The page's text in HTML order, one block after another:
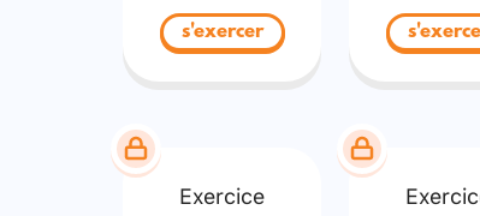
s'exercer
Exercice